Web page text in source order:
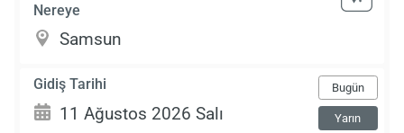
Nereye
Gidiş Tarihi Bugün
Yarın